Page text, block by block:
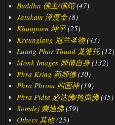
Buddha 佛主/佛陀 (47)
Jatukam 泽度金 (8)
Khunpaen 坤平 (25)
Kreunglang 冠兰圣物 (43)
Luang Phor Thuad 龙婆托 (12)
Monk Images 师傅自身 (132)
Phra Kring 药师佛 (30)
Phra Phrom 四面神 (19)
Phra Pidta 必达佛/掩面佛 (45)
Somdej 崇迪佛 (59)
Others 其他 (25)